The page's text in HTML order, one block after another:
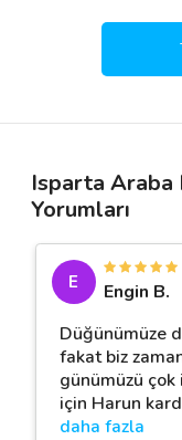
Isparta Araba
Yorumları
E
Engin B.
Düğünümüze
fakat biz
günümüzü
için Harun
daha fazla